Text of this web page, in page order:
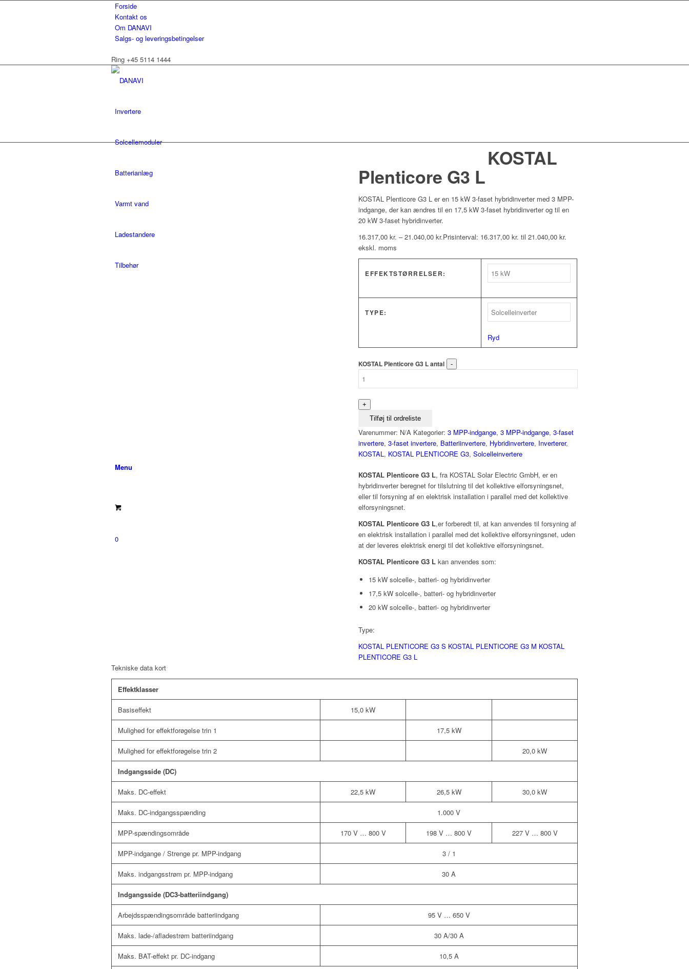
Forside
Kontakt os
Om DANAVI
Salgs- og leveringsbetingelser
Ring +45 5114 1444
Invertere
Solcellemoduler
Batterianlæg
Varmt vand
Ladestandere
Tilbehør
Menu
0
KOSTAL
Plenticore G3 L
KOSTAL Plenticore G3 L er en 15 kW 3-faset hybridinverter med 3 MPP-
indgange, der kan ændres til en 17,5 kW 3-faset hybridinverter og til en
20 kW 3-faset hybridinverter.
16.317,00kr. – 21.040,00kr.Prisinterval: 16.317,00 kr. til 21.040,00 kr.
ekskl. moms
EFFEKTSTØRRELSER:
TYPE:
Ryd
KOSTAL Plenticore G3 L antal
Tilføj til ordreliste
Varenummer: N/A Kategorier:3 MPP-indgange,3 MPP-indgange,3-faset
invertere,3-faset invertere, Batteriinvertere, Hybridinvertere, Inverterer,
KOSTAL, KOSTAL PLENTICORE G3,Solcelleinvertere
KOSTAL Plenticore G3 L, fra KOSTAL Solar Electric GmbH, er en
hybridinverter beregnet for tilslutning til det kollektive elforsyningsnet,
eller til forsyning af en elektrisk installation i parallel med det kollektive
elforsyningsnet.
KOSTAL Plenticore G3 L,er forberedt til, at kan anvendes til forsyning af
en elektrisk installation i parallel med det kollektive elforsyningsnet, uden
at der leveres elektrisk energi til det kollektive elforsyningsnet.
KOSTAL Plenticore G3 L kan anvendes som:
15 kW solcelle-, batteri- og hybridinverter
17,5 kW solcelle-, batteri- og hybridinverter
20 kW solcelle-, batteri- og hybridinverter
Type:
KOSTAL PLENTICORE G3 S KOSTAL PLENTICORE G3 M KOSTAL
PLENTICORE G3 L
Tekniske data kort
Effektklasser
Basiseffekt 15,0 kW
Mulighed for effektforøgelse trin 1 17,5 kW
Mulighed for effektforøgelse trin 2 20,0 kW
Indgangsside (DC)
Maks. DC-effekt 22,5 kW 26,5 kW 30,0 kW
Maks. DC-indgangsspænding 1.000 V
MPP-spændingsområde 170 V … 800 V 198 V … 800 V 227 V … 800 V
MPP-indgange / Strenge pr. MPP-indgang 3 / 1
Maks. indgangsstrøm pr. MPP-indgang 30 A
Indgangsside (DC3-batteriindgang)
Arbejdsspændingsområde batteriindgang 95 V … 650 V
Maks. lade-/afladestrøm batteriindgang 30 A/30 A
Maks. BAT-effekt pr. DC-indgang 10,5 A